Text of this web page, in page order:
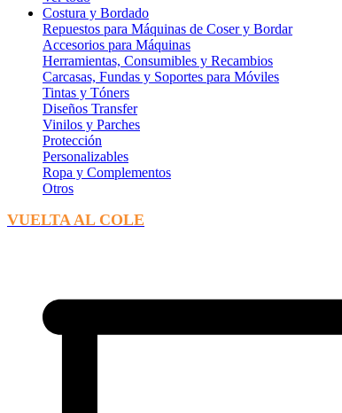
Costura y Bordado
Repuestos para Máquinas de Coser y Bordar
Accesorios para Máquinas
Herramientas, Consumibles y Recambios
Carcasas, Fundas y Soportes para Móviles
Tintas y Tóners
Diseños Transfer
Vinilos y Parches
Protección
Personalizables
Ropa y Complementos
Otros
VUELTA AL COLE